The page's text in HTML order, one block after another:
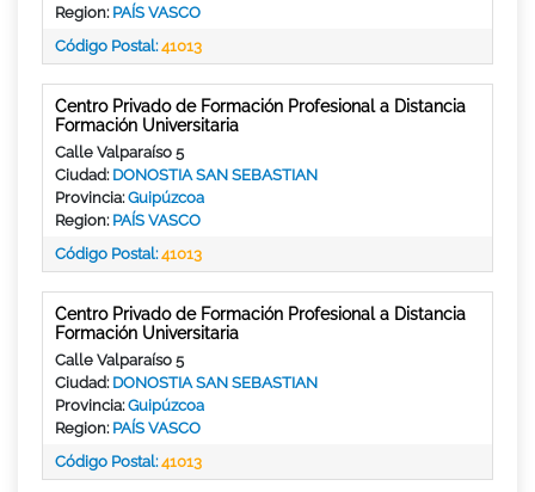
Region: PAÍS VASCO
Código Postal:41013
Centro Privado de Formación Profesional a Distancia
Formación Universitaria
Calle Valparaíso 5
Ciudad: DONOSTIA SAN SEBASTIAN
Provincia:Guipúzcoa
Region: PAÍS VASCO
Código Postal:41013
Centro Privado de Formación Profesional a Distancia
Formación Universitaria
Calle Valparaíso 5
Ciudad: DONOSTIA SAN SEBASTIAN
Provincia:Guipúzcoa
Region: PAÍS VASCO
Código Postal:41013